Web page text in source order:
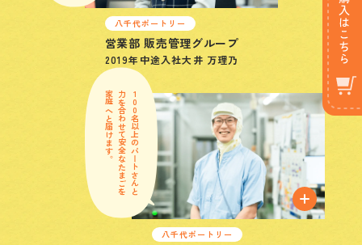
八千代ポートリー
営業部 販売管理グループ
2019年 中途入社大井 万理乃
八千代ポートリー
100名以上のパートさんと
力を合わせて安全なたまごを
家庭へと届けます。